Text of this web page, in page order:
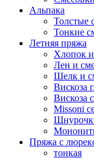
Альпака
Толстые
Тонкие
Летняя пряжа
Хлопок
Лен и
Шелк и
Вискоза
Вискоза
Missoni
Пряжа с
тонкая